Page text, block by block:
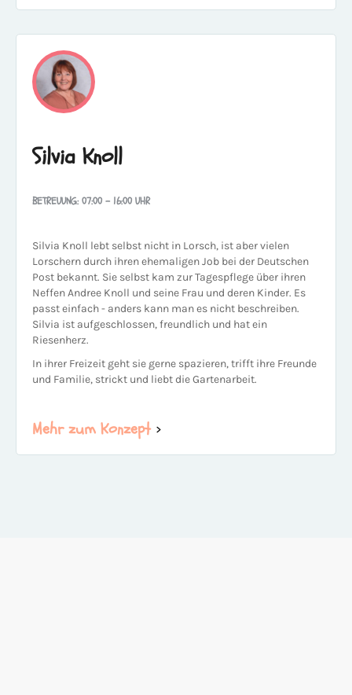
Silvia Knoll
BETREUUNG: 07:00 - 16:00 UHR
Silvia Knoll lebt selbst nicht in Lorsch, ist aber vielen
Lorschern durch ihren ehemaligen Job bei der Deutschen
Post bekannt. Sie selbst kam zur Tagespflege über ihren
Neffen Andree Knoll und seine Frau und deren Kinder. Es
passt einfach - anders kann man es nicht beschreiben.
Silvia ist aufgeschlossen, freundlich und hat ein
Riesenherz.
In ihrer Freizeit geht sie gerne spazieren, trifft ihre Freunde
und Familie, strickt und liebt die Gartenarbeit.
Mehr zum Konzept